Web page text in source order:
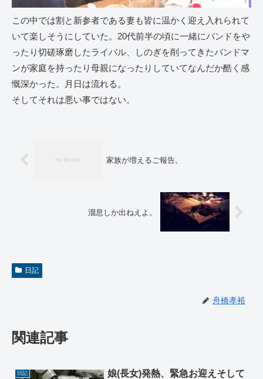
この中では割と新参者である妻も皆に温かく迎え入れられて
いて楽しそうにしていた。20代前半の頃に一緒にバンドをや
ったり切磋琢磨したライバル、しのぎを削ってきたバンドマ
ンが家庭を持ったり母親になったりしていてなんだか酷く感
慨深かった。月日は流れる。
そしてそれは悪い事ではない。
家族が増えるご報告。
溜息しか出ねえよ。
日記
舟橋孝裕
関連記事
日記
娘(長女)発熱、緊急お迎えそして